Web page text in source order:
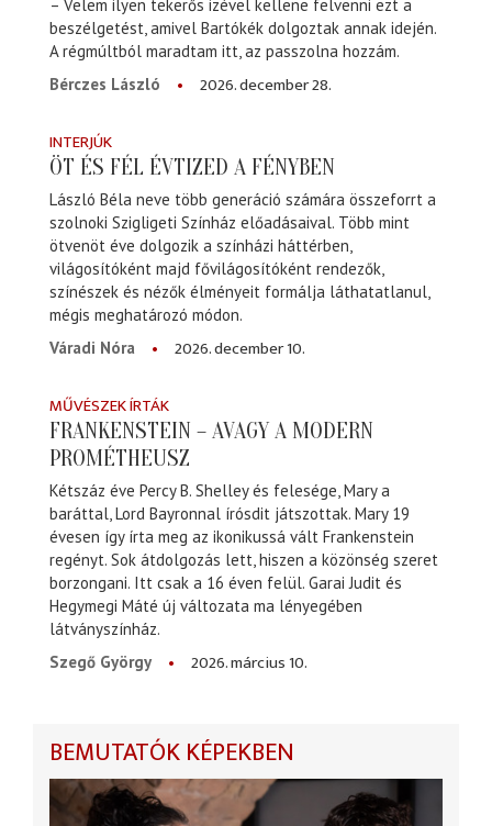
– Velem ilyen tekerős izével kellene felvenni ezt a
beszélgetést, amivel Bartókék dolgoztak annak idején.
A régmúltból maradtam itt, az passzolna hozzám.
Bérczes László
2026. december 28.
INTERJÚK
ÖT ÉS FÉL ÉVTIZED A FÉNYBEN
László Béla neve több generáció számára összeforrt a
szolnoki Szigligeti Színház előadásaival. Több mint
ötvenöt éve dolgozik a színházi háttérben,
világosítóként majd fővilágosítóként rendezők,
színészek és nézők élményeit formálja láthatatlanul,
mégis meghatározó módon.
Váradi Nóra
2026. december 10.
MŰVÉSZEK ÍRTÁK
FRANKENSTEIN – AVAGY A MODERN
PROMÉTHEUSZ
Kétszáz éve Percy B. Shelley és felesége, Mary a
baráttal, Lord Bayronnal írósdit játszottak. Mary 19
évesen így írta meg az ikonikussá vált Frankenstein
regényt. Sok átdolgozás lett, hiszen a közönség szeret
borzongani. Itt csak a 16 éven felül. Garai Judit és
Hegymegi Máté új változata ma lényegében
látványszínház.
Szegő György
2026. március 10.
BEMUTATÓK KÉPEKBEN